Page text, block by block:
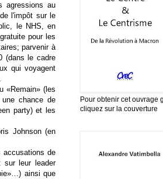
agressions au
l'impôt sur le
le NHS, en
pour les
parvenir à
(dans le cadre
qui voyagent
«Remain» (les
chance de
party) et les
Johnson (en
accusations de
sur leur leader
ainsi que
Pour obtenir cet ouvrage
cliquez sur la couverture